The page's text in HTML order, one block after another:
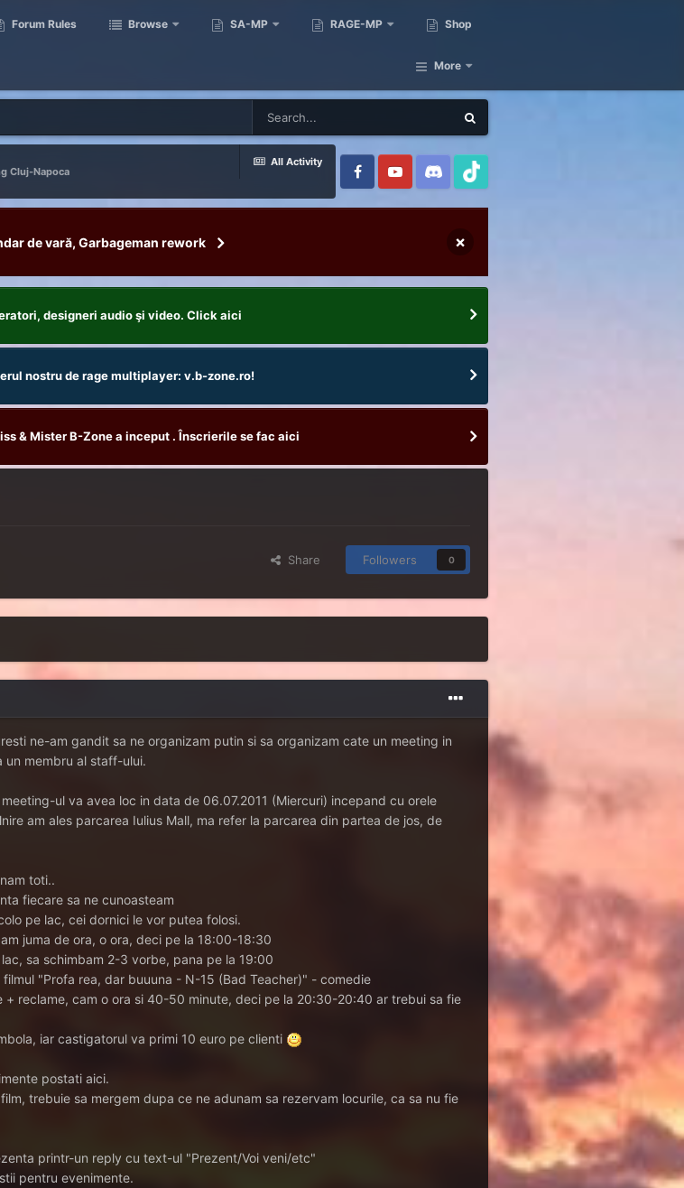
Forum Rules Browse SA-MP RAGE-MP Shop
More
All Activity
Cluj-Napoca
de vară, Garbageman rework ×
designeri audio şi video. Click aici
nostru de rage multiplayer: v.b-zone.ro!
& Mister B-Zone a inceput . Înscrierile se fac aici
Share Followers 0
ne-am gandit sa ne organizam putin si sa organizam cate un meeting in
un membru al staff-ului.
ul va avea loc in data de 06.07.2011 (Miercuri) incepand cu orele
am ales parcarea Iulius Mall, ma refer la parcarea din partea de jos, de
toti..
fiecare sa ne cunoasteam
pe lac, cei dornici le vor putea folosi.
juma de ora, o ora, deci pe la 18:00-18:30
sa schimbam 2-3 vorbe, pana pe la 19:00
"Profa rea, dar buuuna - N-15 (Bad Teacher)" - comedie
+ reclame, cam o ora si 40-50 minute, deci pe la 20:30-20:40 ar trebui sa fie
iar castigatorul va primi 10 euro pe clienti
postati aici.
trebuie sa mergem dupa ce ne adunam sa rezervam locurile, ca sa nu fie
printr-un reply cu text-ul "Prezent/Voi veni/etc"
pentru evenimente.